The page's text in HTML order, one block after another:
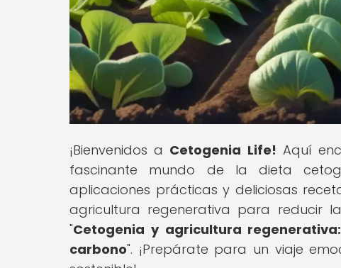
¡Bienvenidos a Cetogenia Life! Aquí
fascinante mundo de la dieta
aplicaciones prácticas y deliciosas
agricultura regenerativa para reducir
"Cetogenia y agricultura
carbono". ¡Prepárate para un viaje